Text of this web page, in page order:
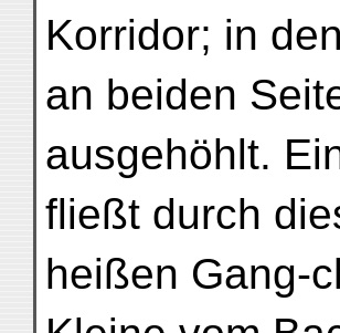
Korridor; in
an beiden
ausgehöhlt.
fließt durch
heißen Gang-